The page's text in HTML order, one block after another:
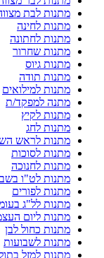
מתנות לבת
מתנות לחינה
מתנות לחתונה
מתנות שחרור
מתנות גיוס
מתנות תודה
מתנות למילואים
מתנה למפקד/ת
מתנות לקיץ
מתנות לחג
מתנות לראש
מתנות לסוכות
מתנות לחנוכה
מתנות לט"ו
מתנות לפורים
מתנות לל"ג
מתנות ליום
מתנות כחול לבן
מתנות לשבועות
מתנות למזל